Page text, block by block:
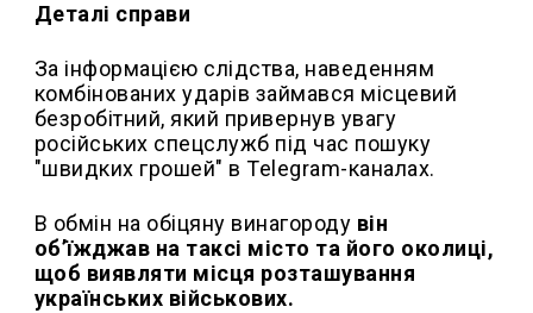
Деталі справи
За інформацією слідства, наведенням
комбінованих ударів займався місцевий
безробітний, який привернув увагу
російських спецслужб під час пошуку
"швидких грошей" в Telegram-каналах.
В обмін на обіцяну винагороду він
об’їжджав на таксі місто та його околиці,
щоб виявляти місця розташування
українських військових.